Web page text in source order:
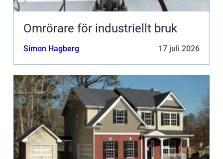
Omrörare för industriellt bruk
Simon Hagberg 17 juli 2026